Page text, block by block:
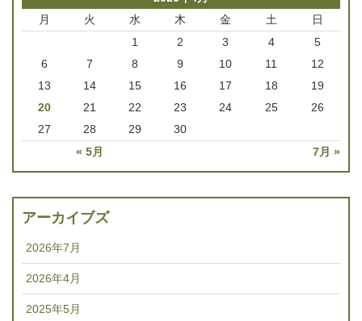
月
火 水 木 金 土 日
« 5月 7月 »
1 2 3 4
5
6
7 8 9 10 11
12
13
14 15 16 17 18
19
20
21 22 23 24 25
26
27
28 29 30
アーカイブズ
2026年7月
2026年4月
2025年5月